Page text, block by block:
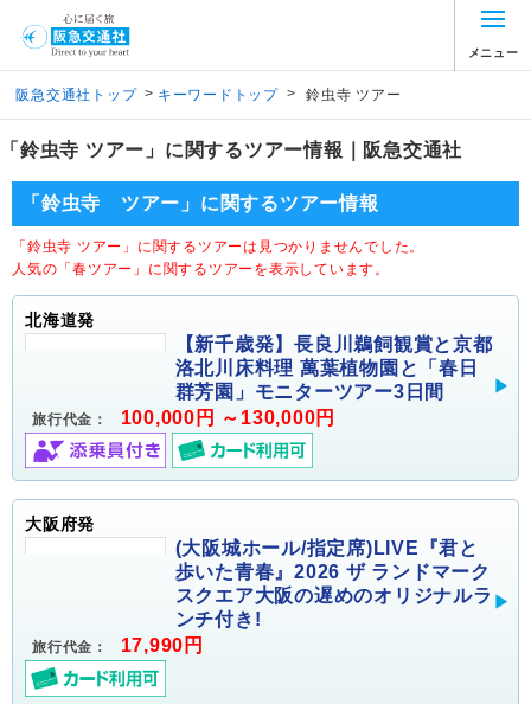
メニュー
阪急交通社トップ > キーワードトップ > 鈴虫寺 ツアー
「鈴虫寺 ツアー」に関するツアー情報｜阪急交通社
「鈴虫寺 ツアー」に関するツアー情報
「鈴虫寺 ツアー」に関するツアーは見つかりませんでした。
人気の「春ツアー」に関するツアーを表示しています。
北海道発
【新千歳発】長良川鵜飼観賞と京都
洛北川床料理 萬葉植物園と「春日
群芳園」モニターツアー3日間
旅行代金： 100,000円 ～130,000円
大阪府発
(大阪城ホール/指定席)LIVE『君と
歩いた青春』2026 ザ ランドマーク
スクエア大阪の遅めのオリジナルラ
ンチ付き!
旅行代金： 17,990円